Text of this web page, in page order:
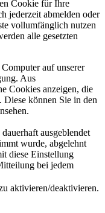
Cookie für Ihre
jederzeit abmelden oder
vollumfänglich nutzen
alle gesetzten
auf unserer
Aus
Cookies anzeigen, die
Diese können Sie in den
ausgeblendet
wurde, abgelehnt
diese Einstellung
bei jedem
aktivieren/deaktivieren.